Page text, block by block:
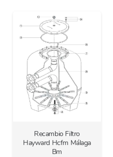
Recambio Filtro
Hayward Hcfm Málaga
Bm